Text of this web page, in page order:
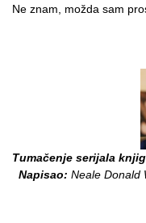
Ne znam, možda sam
Tumačenje serijala
Napisao: Neale Donald